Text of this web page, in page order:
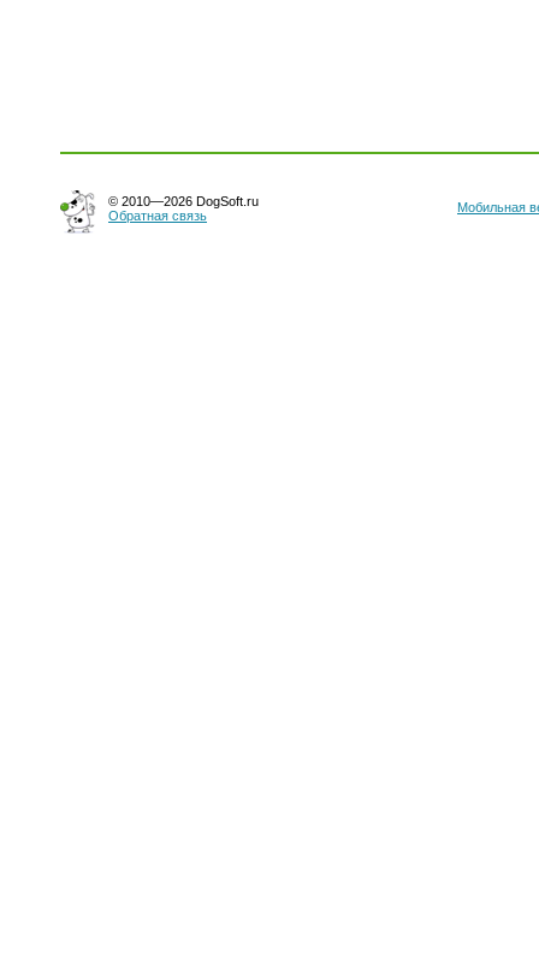
© 2010—2026 DogSoft.ru
Обратная связь
Мобильная